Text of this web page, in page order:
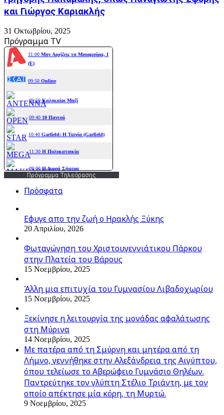
και Γιώργος Καριακλής
31 Οκτωβρίου, 2025
Πρόγραμμα TV
Πρόγραμμα Τηλεόρασης
Πρόσφατα
Εφυγε απο την ζωή o Ηρακλής Ξύκης
20 Απριλίου, 2026
Φωταγώγηση του Χριστουγεννιάτικου Πάρκου
στην Πλατεία του Βάρους
15 Νοεμβρίου, 2025
Άλλη μια επιτυχία του Γυμνασίου Λιβαδοχωρίου
15 Νοεμβρίου, 2025
Ξεκίνησε η λειτουργία της μονάδας αφαλάτωσης
στη Μύρινα
14 Νοεμβρίου, 2025
Με πατέρα από τη Σμύρνη και μητέρα από τη
Λήμνο, γεννήθηκε στην Αλεξάνδρεια της Αιγύπτου,
όπου τελείωσε το Αβερώφειο Γυμνάσιο Θηλέων.
Παντρεύτηκε τον γλύπτη Στέλιο Τριάντη, με τον
οποίο απέκτησε μία κόρη, τη Μυρτώ.
9 Νοεμβρίου, 2025